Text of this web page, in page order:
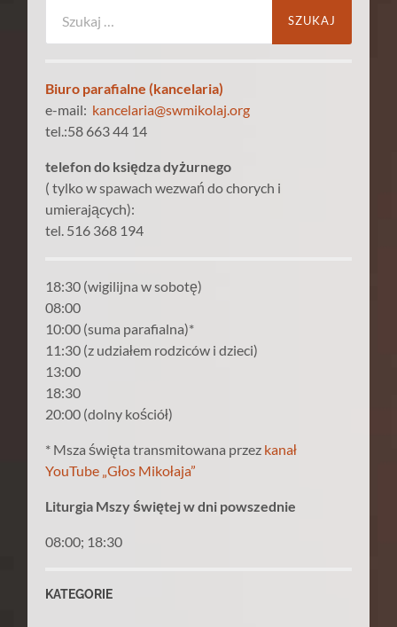
Biuro parafialne (kancelaria)
e-mail: kancelaria@swmikolaj.org
tel.:58 663 44 14
telefon do księdza dyżurnego
( tylko w spawach wezwań do chorych i
umierających):
tel. 516 368 194
18:30 (wigilijna w sobotę)
08:00
10:00 (suma parafialna)*
11:30 (z udziałem rodziców i dzieci)
13:00
18:30
20:00 (dolny kościół)
* Msza święta transmitowana przez kanał
YouTube „Głos Mikołaja”
Liturgia Mszy świętej w dni powszednie
08:00; 18:30
KATEGORIE